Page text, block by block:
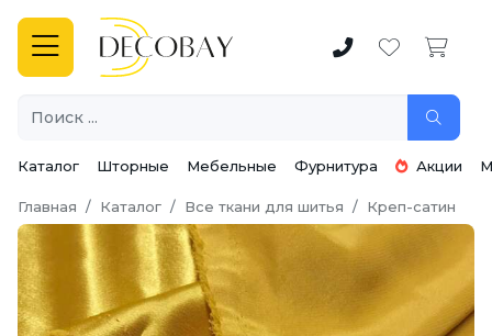
Каталог Шторные Мебельные Фурнитура Акции
Главная Каталог Все ткани для шитья Креп-сатин